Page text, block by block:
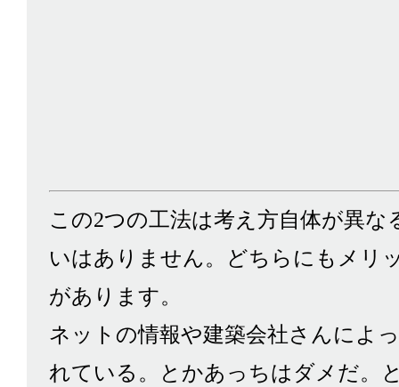
この2つの工法は考え方自体が異な
いはありません。どちらにもメリ
があります。
ネットの情報や建築会社さんによ
れている。とかあっちはダメだ。